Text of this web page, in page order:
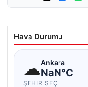
Hava Durumu
☁Ankara
NaN°C
ŞEHIR SEÇ